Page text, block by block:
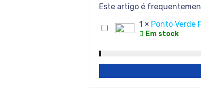
Este artigo é
Ponto
Verde
1 × Ponto Verde
Em stock